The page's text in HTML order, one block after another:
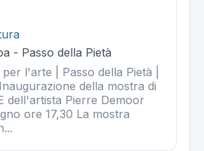
- Passo della Pietà
l'arte | Passo della Pietà |
della mostra di
dell'artista Pierre Demoor
ore 17,30 La mostra